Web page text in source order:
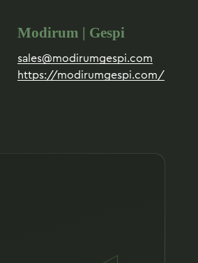
Modirum | Gespi
sales@modirumgespi.com
https://modirumgespi.com/